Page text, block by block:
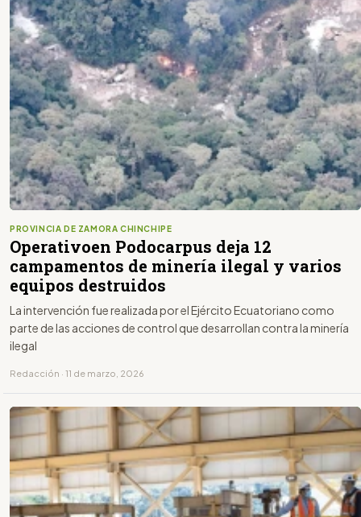
PROVINCIA DE ZAMORA CHINCHIPE
Operativoen Podocarpus deja 12
campamentos de minería ilegal y varios
equipos destruidos
La intervención fue realizada por el Ejército Ecuatoriano como
parte de las acciones de control que desarrollan contra la minería
ilegal
Redacción · 11 de marzo, 2026